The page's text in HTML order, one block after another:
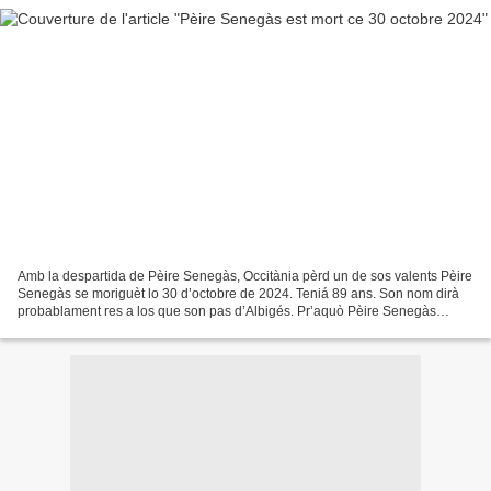
Amb la despartida de Pèire Senegàs, Occitània pèrd un de sos valents Pèire
Senegàs se moriguèt lo 30 d’octobre de 2024. Teniá 89 ans. Son nom dirà
probablament res a los que son pas d’Albigés. Pr’aquò Pèire Senegàs